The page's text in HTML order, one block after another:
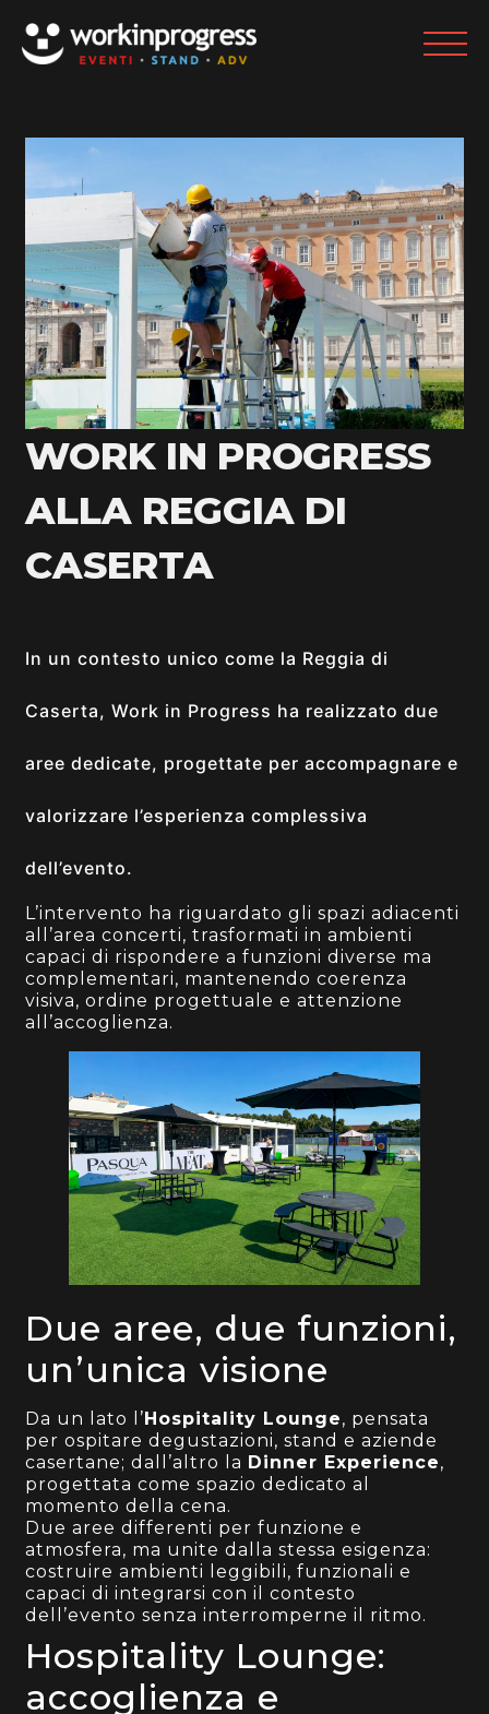
WORK IN PROGRESS
ALLA REGGIA DI
CASERTA
In un contesto unico come la Reggia di
Caserta, Work in Progress ha realizzato due
aree dedicate, progettate per accompagnare e
valorizzare l’esperienza complessiva
dell’evento.
L’intervento ha riguardato gli spazi adiacenti
all’area concerti, trasformati in ambienti
capaci di rispondere a funzioni diverse ma
complementari, mantenendo coerenza
visiva, ordine progettuale e attenzione
all’accoglienza.
Due aree, due funzioni,
un’unica visione
Da un lato l’ Hospitality Lounge, pensata
per ospitare degustazioni, stand e aziende
casertane; dall’altro la Dinner Experience,
progettata come spazio dedicato al
momento della cena.
Due aree differenti per funzione e
atmosfera, ma unite dalla stessa esigenza:
costruire ambienti leggibili, funzionali e
capaci di integrarsi con il contesto
dell’evento senza interromperne il ritmo.
Hospitality Lounge:
accoglienza e